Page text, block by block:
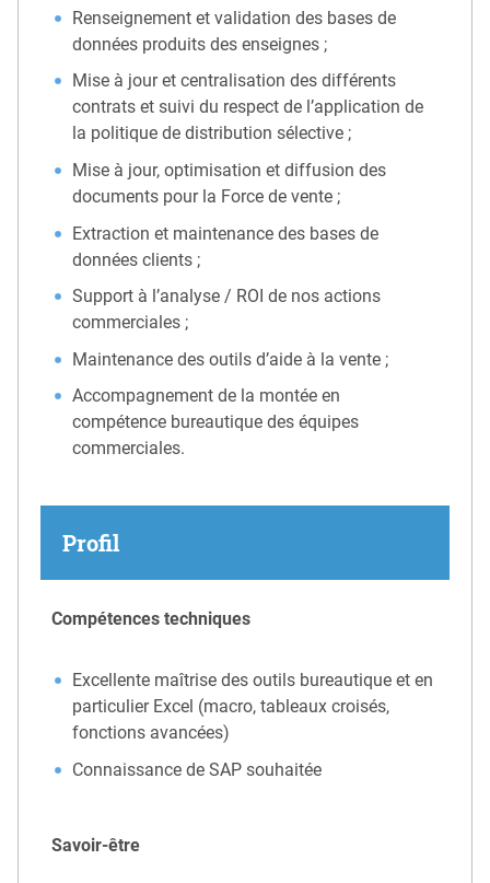
Renseignement et validation des bases de
données produits des enseignes ;
Mise à jour et centralisation des différents
contrats et suivi du respect de l’application de
la politique de distribution sélective ;
Mise à jour, optimisation et diffusion des
documents pour la Force de vente ;
Extraction et maintenance des bases de
données clients ;
Support à l’analyse / ROI de nos actions
commerciales ;
Maintenance des outils d’aide à la vente ;
Accompagnement de la montée en
compétence bureautique des équipes
commerciales.
Profil
Compétences techniques
Excellente maîtrise des outils bureautique et en
particulier Excel (macro, tableaux croisés,
fonctions avancées)
Connaissance de SAP souhaitée
Savoir-être